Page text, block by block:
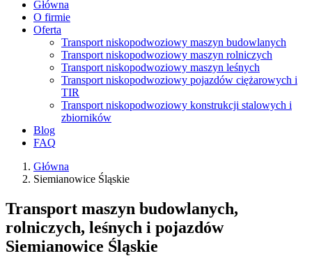
Główna
O firmie
Oferta
Transport niskopodwoziowy maszyn budowlanych
Transport niskopodwoziowy maszyn rolniczych
Transport niskopodwoziowy maszyn leśnych
Transport niskopodwoziowy pojazdów ciężarowych i
TIR
Transport niskopodwoziowy konstrukcji stalowych i
zbiorników
Blog
FAQ
Główna
Siemianowice Śląskie
Transport maszyn budowlanych,
rolniczych, leśnych i pojazdów
Siemianowice Śląskie